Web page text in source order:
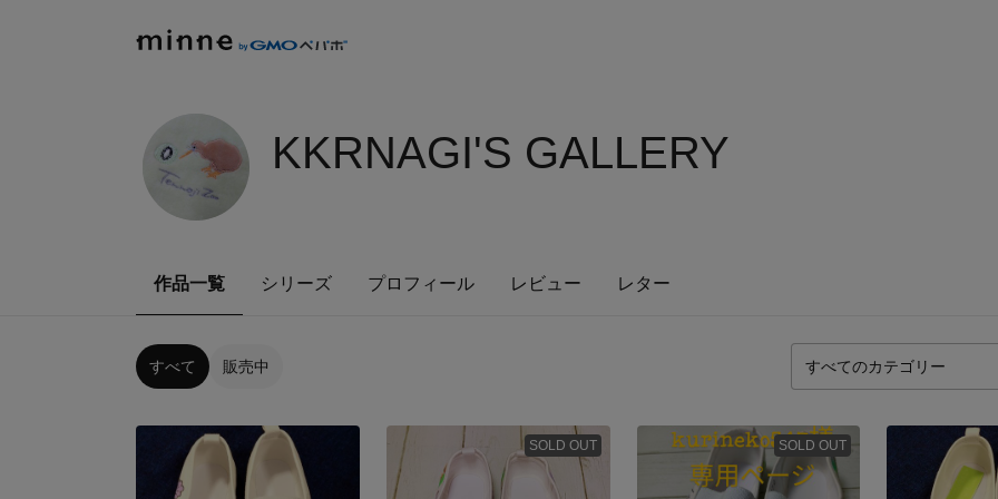
KKRNAGI'S GALLERY
作品一覧 シリーズ プロフィール レビュー レター
すべて 販売中
SOLD OUT SOLD OUT